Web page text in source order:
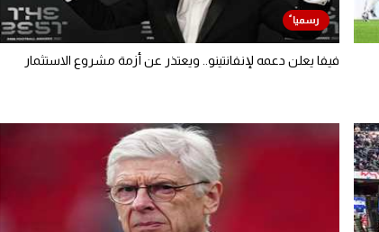
فيفا يعلن دعمه لإنفانتينو.. ويعتذر عن أزمة مشروع الاستثمار